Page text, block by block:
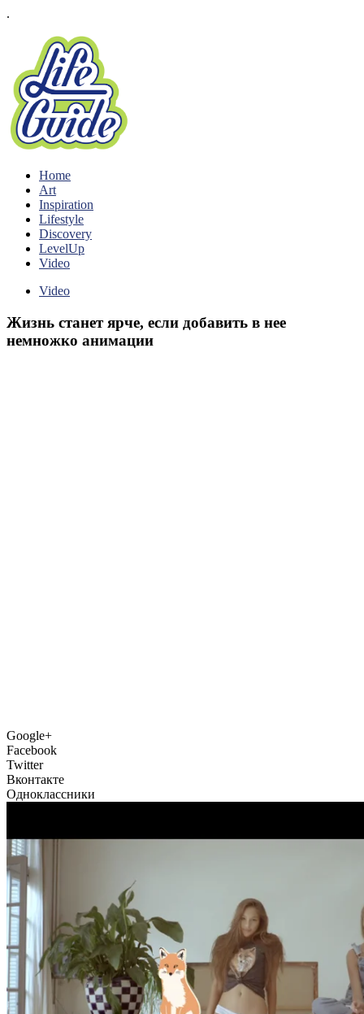
.
Home
Art
Inspiration
Lifestyle
Discovery
LevelUp
Video
Video
Жизнь станет ярче, если добавить в нее
немножко анимации
Google+
Facebook
Twitter
Вконтакте
Одноклассники